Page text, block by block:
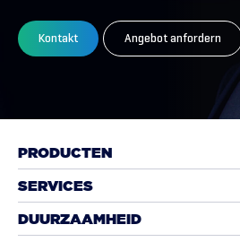
Kontakt Angebot anfordern
PRODUCTEN
SERVICES
DUURZAAMHEID